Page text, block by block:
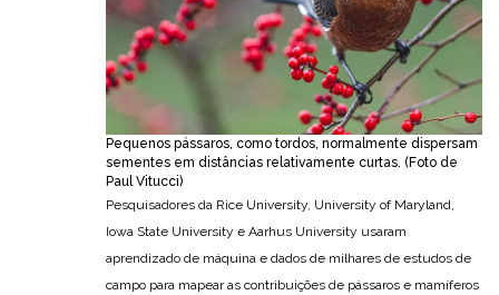
Pequenos pássaros, como tordos, normalmente dispersam
sementes em distâncias relativamente curtas. (Foto de
Paul Vitucci)
Pesquisadores da Rice University, University of Maryland,
Iowa State University e Aarhus University usaram
aprendizado de máquina e dados de milhares de estudos de
campo para mapear as contribuições de pássaros e mamíferos